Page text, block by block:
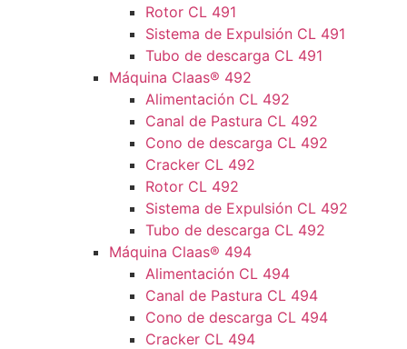
Rotor CL 491
Sistema de Expulsión CL 491
Tubo de descarga CL 491
Máquina Claas® 492
Alimentación CL 492
Canal de Pastura CL 492
Cono de descarga CL 492
Cracker CL 492
Rotor CL 492
Sistema de Expulsión CL 492
Tubo de descarga CL 492
Máquina Claas® 494
Alimentación CL 494
Canal de Pastura CL 494
Cono de descarga CL 494
Cracker CL 494